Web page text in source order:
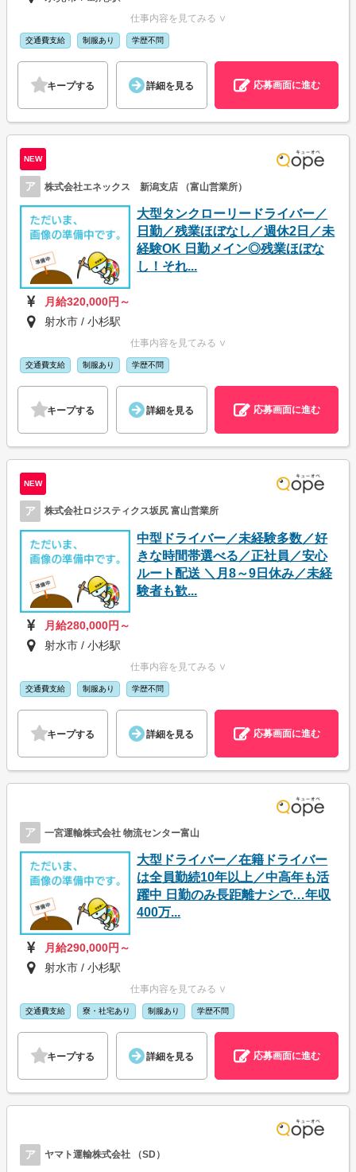
仕事内容を見てみる ∨
交通費支給 制服あり 学歴不問
キープする 詳細を見る 応募画面に進む
NEW
ア 株式会社エネックス 新潟支店 （富山営業所）
大型タンクローリードライバー／
日勤／残業ほぼなし／週休2日／未
経験OK 日勤メイン◎残業ほぼな
し！それ...
月給320,000円～
射水市 / 小杉駅
仕事内容を見てみる ∨
交通費支給 制服あり 学歴不問
キープする 詳細を見る 応募画面に進む
NEW
ア 株式会社ロジスティクス坂尻 富山営業所
中型ドライバー／未経験多数／好
きな時間帯選べる／正社員／安心
ルート配送 ＼月8～9日休み／未経
験者も歓...
月給280,000円～
射水市 / 小杉駅
仕事内容を見てみる ∨
交通費支給 制服あり 学歴不問
キープする 詳細を見る 応募画面に進む
ア 一宮運輸株式会社 物流センター富山
大型ドライバー／在籍ドライバー
は全員勤続10年以上／中高年も活
躍中 日勤のみ長距離ナシで…年収
400万...
月給290,000円～
射水市 / 小杉駅
仕事内容を見てみる ∨
交通費支給 寮・社宅あり 制服あり 学歴不問
キープする 詳細を見る 応募画面に進む
ア ヤマト運輸株式会社 （SD）